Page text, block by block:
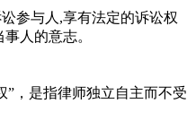
参与人,享有法定的诉讼权
人的意志。
”，是指律师独立自主而不受